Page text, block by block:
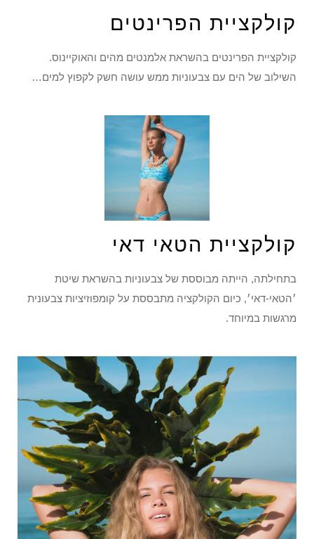
קולקציית הפרינטים
קולקציית הפרינטים בהשראת אלמנטים מהים והאוקיינוס.
השילוב של הים עם צבעוניות ממש עושה חשק לקפוץ למים…
קולקציית הטאי דאי
בתחילתה, הייתה מבוססת של צבעוניות בהשראת שיטת
׳הטאי-דאי׳, כיום הקולקציה מתבססת על קומפוזיציות צבעונית
מרגשות במיוחד.